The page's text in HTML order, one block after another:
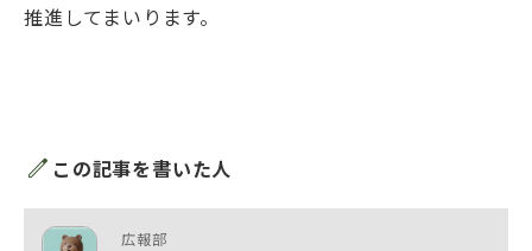
推進してまいります。
edit この記事を書いた人
広報部